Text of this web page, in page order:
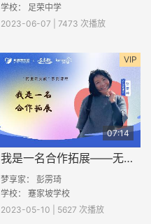
学校： 足荣中学
2023-06-07 | 7473 次播放
VIP
07:14
我是一名合作拓展——无中生有，1+1=11
梦享家： 彭雳琦
学校： 蹇家坡学校
2023-05-10 | 5627 次播放